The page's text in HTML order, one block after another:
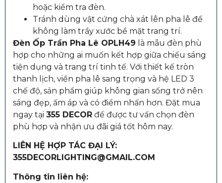
hoặc kiểm tra đèn.
Tránh dùng vật cứng chà xát lên pha lê để
không làm trầy xước bề mặt trang trí.
Đèn Ốp Trần Pha Lê OPLH49 là mẫu đèn phù
hợp cho những ai muốn kết hợp giữa chiếu sáng
tiện dụng và trang trí tinh tế. Với thiết kế tròn
thanh lịch, viền pha lê sang trọng và hệ LED 3
chế độ, sản phẩm giúp không gian sống trở nên
sáng đẹp, ấm áp và có điểm nhấn hơn. Đặt mua
ngay tại 355 DECOR để được tư vấn chọn đèn
phù hợp và nhận ưu đãi giá tốt hôm nay.
LIÊN HỆ HỢP TÁC ĐẠI LÝ:
355DECORLIGHTING@GMAIL.COM
Thông tin liên hệ: